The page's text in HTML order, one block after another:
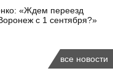
«Ждем переезд
с 1 сентября?»
все новости